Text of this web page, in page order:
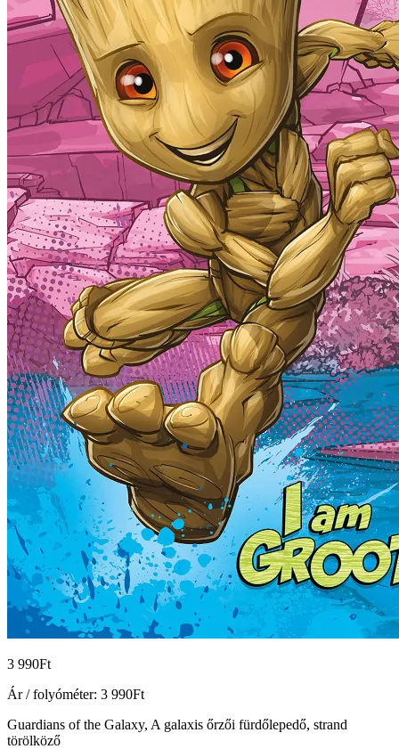
3 990Ft
Ár / folyóméter: 3 990Ft
Guardians of the Galaxy, A galaxis őrzői fürdőlepedő, strand
törölköző